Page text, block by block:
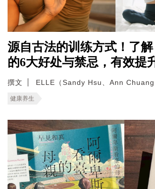
源自古法的训练方式！了解
的6大好处与禁忌，有效提
撰文 ELLE（Sandy Hsu、Ann Chuang
健康养生